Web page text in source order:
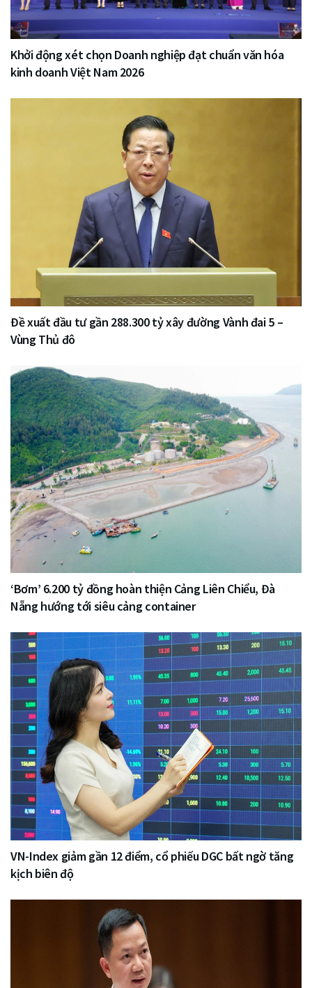
Khởi động xét chọn Doanh nghiệp đạt chuẩn văn hóa
kinh doanh Việt Nam 2026
Đề xuất đầu tư gần 288.300 tỷ xây đường Vành đai 5 –
Vùng Thủ đô
‘Bơm’ 6.200 tỷ đồng hoàn thiện Cảng Liên Chiểu, Đà
Nẵng hướng tới siêu cảng container
VN-Index giảm gần 12 điểm, cổ phiếu DGC bất ngờ tăng
kịch biên độ